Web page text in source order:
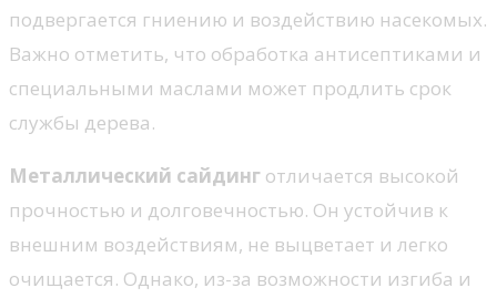
подвергается гниению и воздействию насекомых.
Важно отметить, что обработка антисептиками и
специальными маслами может продлить срок
службы дерева.
Металлический сайдинг отличается высокой
прочностью и долговечностью. Он устойчив к
внешним воздействиям, не выцветает и легко
очищается. Однако, из-за возможности изгиба и